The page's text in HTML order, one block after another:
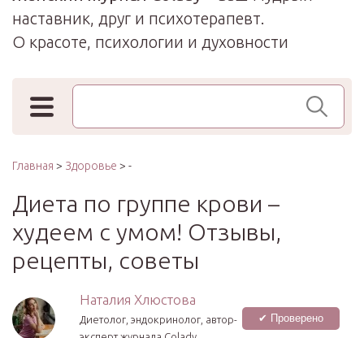
наставник, друг и психотерапевт.
О красоте, психологии и духовности
Поиск по сайту
Главная > Здоровье > -
Диета по группе крови –
худеем с умом! Отзывы,
рецепты, советы
Наталия Хлюстова
Диетолог, эндокринолог, автор-
✔ Проверено